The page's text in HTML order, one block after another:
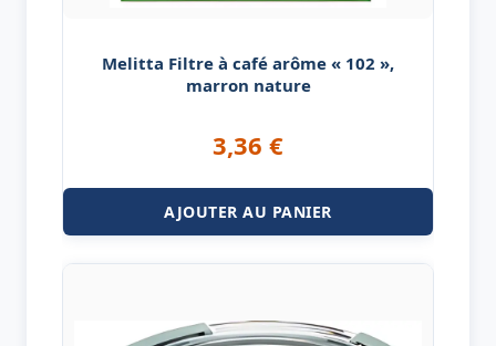
Melitta Filtre à café arôme « 102 »,
marron nature
3,36 €
AJOUTER AU PANIER